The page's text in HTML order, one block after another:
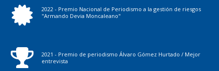
2022 - Premio Nacional de Periodismo a la gestión de riesgos
"Armando Devia Moncaleano"
2021 - Premio de periodismo Álvaro Gómez Hurtado / Mejor
entrevista